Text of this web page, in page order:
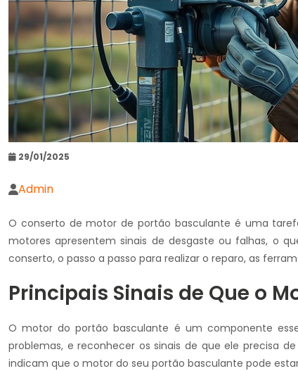
29/01/2025
Admin
O conserto de motor de portão basculante é uma
motores apresentem sinais de desgaste ou falhas, o
conserto, o passo a passo para realizar o reparo, as
Principais Sinais de Que o
O motor do portão basculante é um componente
problemas, e reconhecer os sinais de que ele precisa
indicam que o motor do seu portão basculante pode